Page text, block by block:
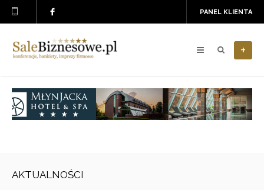
PANEL KLIENTA
+
AKTUALNOŚCI